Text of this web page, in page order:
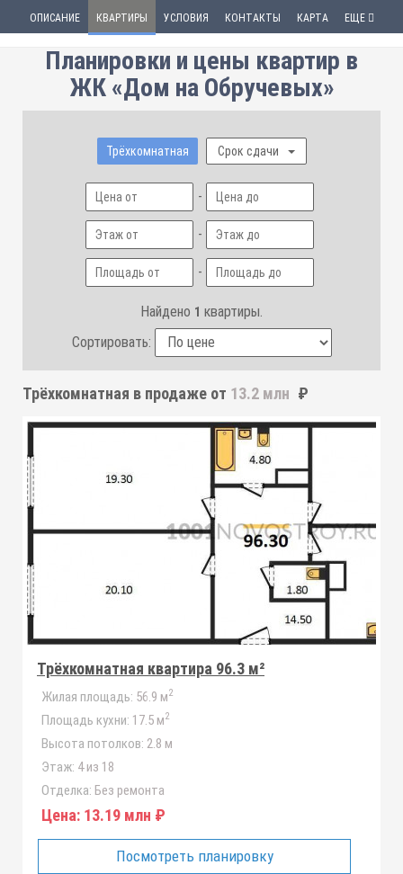
ОПИСАНИЕ КВАРТИРЫ УСЛОВИЯ КОНТАКТЫ КАРТА ЕЩЕ
Планировки и цены квартир в
ЖК «Дом на Обручевых»
Трёхкомнатная Срок сдачи
-
-
-
Найдено 1 квартиры.
Сортировать:
Трёхкомнатная в продаже от 13.2 млн ₽
Трёхкомнатная квартира 96.3 м²
Жилая площадь: 56.9 м2
Площадь кухни: 17.5 м2
Высота потолков: 2.8 м
Этаж: 4 из 18
Отделка: Без ремонта
Цена: 13.19 млн ₽
Посмотреть планировку